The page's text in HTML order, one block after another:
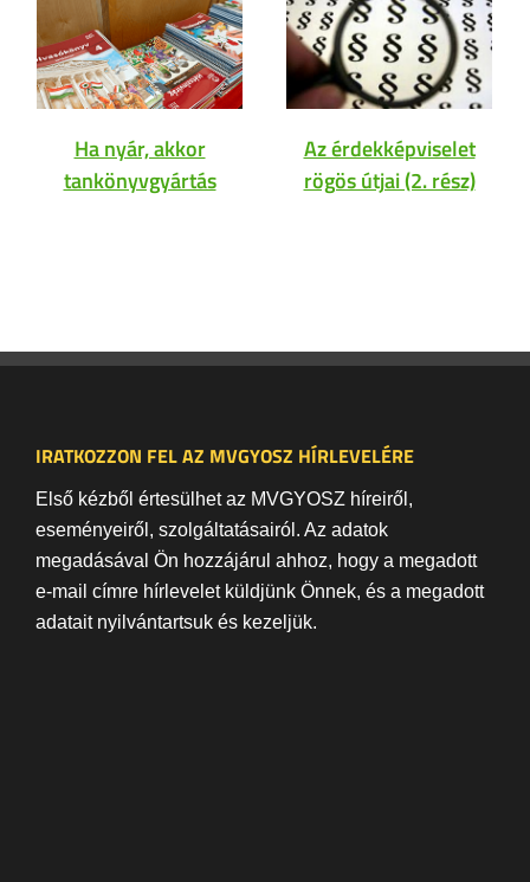
Ha nyár, akkor
tankönyvgyártás
Az érdekképviselet
rögös útjai (2. rész)
IRATKOZZON FEL AZ MVGYOSZ HÍRLEVELÉRE
Első kézből értesülhet az MVGYOSZ híreiről,
eseményeiről, szolgáltatásairól. Az adatok
megadásával Ön hozzájárul ahhoz, hogy a megadott
e-mail címre hírlevelet küldjünk Önnek, és a megadott
adatait nyilvántartsuk és kezeljük.